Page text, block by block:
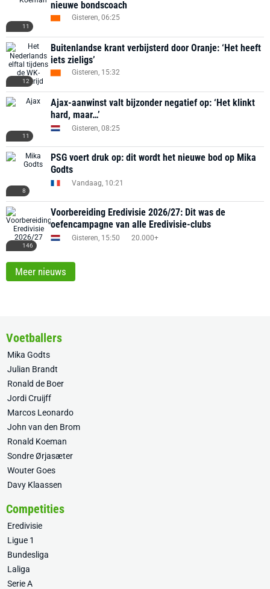
11
nieuwe bondscoach
Gisteren, 06:25
12
Buitenlandse krant verbijsterd door Oranje: ‘Het heeft
iets zieligs’
Gisteren, 15:32
11
Ajax-aanwinst valt bijzonder negatief op: ‘Het klinkt
hard, maar…’
Gisteren, 08:25
8
PSG voert druk op: dit wordt het nieuwe bod op Mika
Godts
Vandaag, 10:21
146
Voorbereiding Eredivisie 2026/27: Dit was de
oefencampagne van alle Eredivisie-clubs
Gisteren, 15:50 20.000+
Meer nieuws
Voetballers
Mika Godts
Julian Brandt
Ronald de Boer
Jordi Cruijff
Marcos Leonardo
John van den Brom
Ronald Koeman
Sondre Ørjasæter
Wouter Goes
Davy Klaassen
Competities
Eredivisie
Ligue 1
Bundesliga
Laliga
Serie A